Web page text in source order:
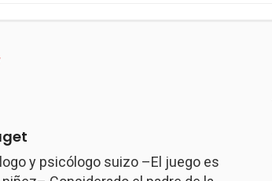
y psicólogo suizo –El juego es